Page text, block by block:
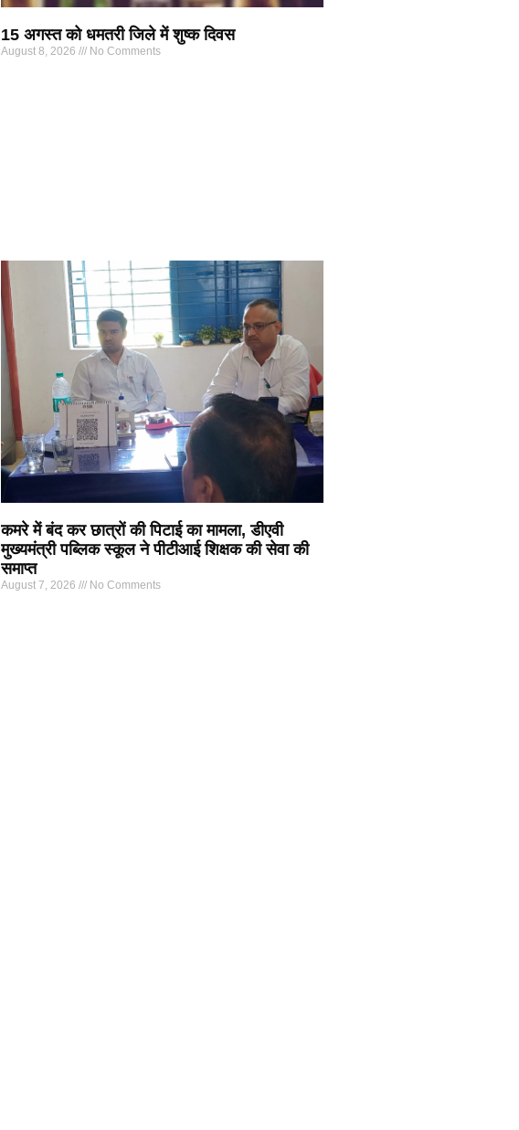
15 अगस्त को धमतरी जिले में शुष्क दिवस
August 8, 2026 No Comments
कमरे में बंद कर छात्रों की पिटाई का मामला, डीएवी
मुख्यमंत्री पब्लिक स्कूल ने पीटीआई शिक्षक की सेवा की
समाप्त
August 7, 2026 No Comments